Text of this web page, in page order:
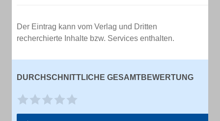
Der Eintrag kann vom Verlag und Dritten
recherchierte Inhalte bzw. Services enthalten.
DURCHSCHNITTLICHE GESAMTBEWERTUNG